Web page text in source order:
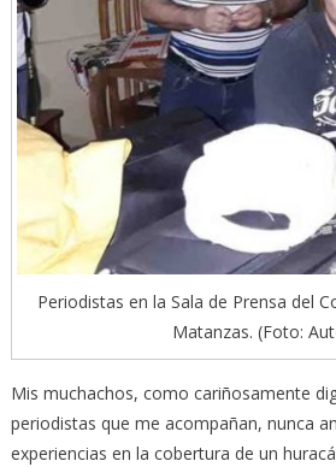
Periodistas en la Sala de Prensa del
Matanzas. (Foto:
Mis muchachos, como cariñosamente
periodistas que me acompañan, nunca
experiencias en la cobertura de un